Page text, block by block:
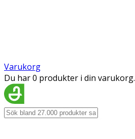
Varukorg
Du har 0 produkter i din varukorg.